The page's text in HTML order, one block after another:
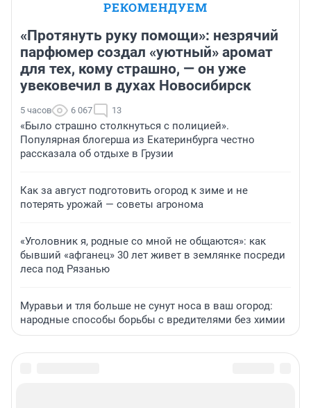
РЕКОМЕНДУЕМ
«Протянуть руку помощи»: незрячий
парфюмер создал «уютный» аромат
для тех, кому страшно, — он уже
увековечил в духах Новосибирск
5 часов 6 067 13
«Было страшно столкнуться с полицией».
Популярная блогерша из Екатеринбурга честно
рассказала об отдыхе в Грузии
Как за август подготовить огород к зиме и не
потерять урожай — советы агронома
«Уголовник я, родные со мной не общаются»: как
бывший «афганец» 30 лет живет в землянке посреди
леса под Рязанью
Муравьи и тля больше не сунут носа в ваш огород:
народные способы борьбы с вредителями без химии